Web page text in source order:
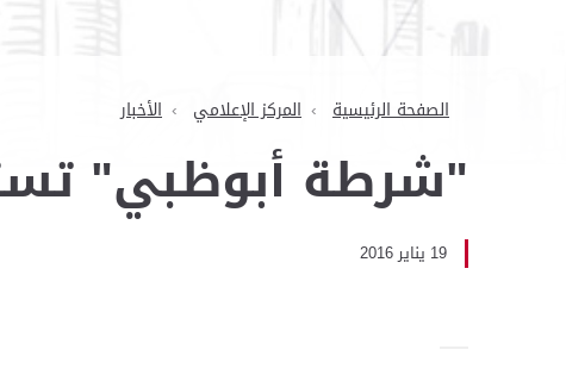
الصفحة الرئيسية المركز الإعلامي الأخبار
"شرطة أبوظبي"
19 يناير 2016